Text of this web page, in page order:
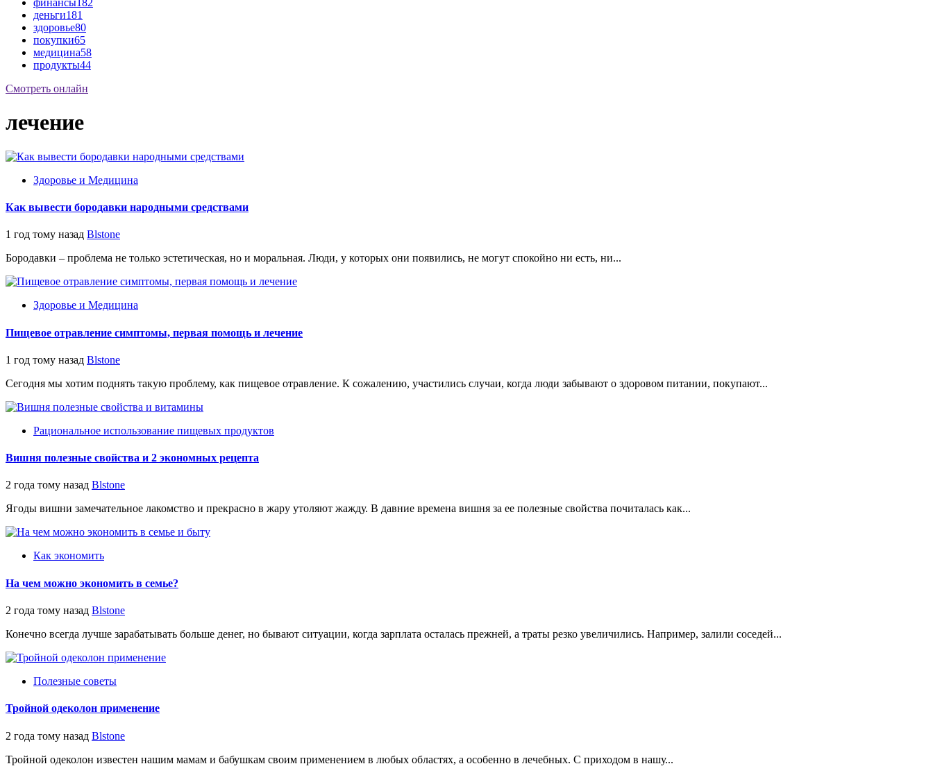
финансы 182
деньги181
здоровье80
покупки65
медицина58
продукты44
Смотреть онлайн
лечение
Здоровье и Медицина
Как вывести бородавки народными средствами
1 год тому назад Blstone
Бородавки – проблема не только эстетическая, но и моральная. Люди, у которых они появились, не могут спокойно ни есть, ни...
Здоровье и Медицина
Пищевое отравление симптомы, первая помощь и лечение
1 год тому назад Blstone
Сегодня мы хотим поднять такую проблему, как пищевое отравление. К сожалению, участились случаи, когда люди забывают о здоровом питании, покупают...
Рациональное использование пищевых продуктов
Вишня полезные свойства и 2 экономных рецепта
2 года тому назад Blstone
Ягоды вишни замечательное лакомство и прекрасно в жару утоляют жажду. В давние времена вишня за ее полезные свойства почиталась как...
Как экономить
На чем можно экономить в семье?
2 года тому назад Blstone
Конечно всегда лучше зарабатывать больше денег, но бывают ситуации, когда зарплата осталась прежней, а траты резко увеличились. Например, залили соседей...
Полезные советы
Тройной одеколон применение
2 года тому назад Blstone
Тройной одеколон известен нашим мамам и бабушкам своим применением в любых областях, а особенно в лечебных. С приходом в нашу...